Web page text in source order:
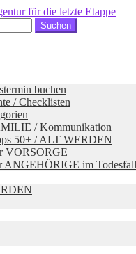
Suchen
buchen
/ Checklisten
/ Kommunikation
50+ / ALT WERDEN
VORSORGE
ANGEHÖRIGE im Todesfall